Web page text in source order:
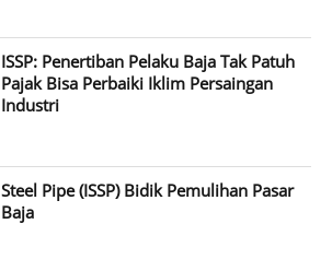
ISSP: Penertiban Pelaku Baja Tak Patuh
Pajak Bisa Perbaiki Iklim Persaingan
Industri
Steel Pipe (ISSP) Bidik Pemulihan Pasar
Baja